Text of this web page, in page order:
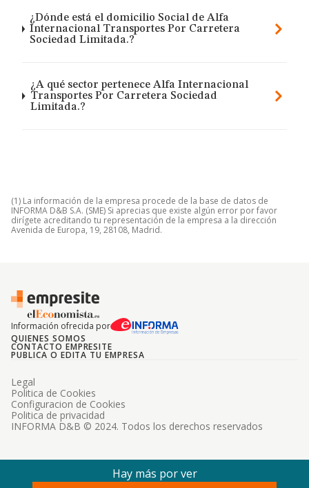
¿Dónde está el domicilio Social de Alfa
Internacional Transportes Por Carretera
Sociedad Limitada.?
¿A qué sector pertenece Alfa Internacional
Transportes Por Carretera Sociedad
Limitada.?
(1) La información de la empresa procede de la base de datos de
INFORMA D&B S.A. (SME) Si aprecias que existe algún error por favor
dirígete acreditando tu representación de la empresa a la dirección
Avenida de Europa, 19, 28108, Madrid.
Información ofrecida por
QUIENES SOMOS
CONTACTO EMPRESITE
PUBLICA O EDITA TU EMPRESA
INFORMA D&B © 2024. Todos los derechos reservados
Legal
Politica de Cookies
Configuracion de Cookies
Politica de privacidad
Hay más por ver